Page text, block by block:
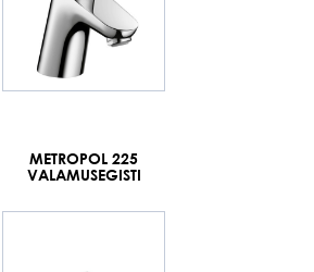
METROPOL 225
VALAMUSEGISTI